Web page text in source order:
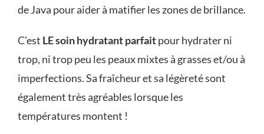
de Java pour aider à matifier les zones de brillance.
C’est LE soin hydratant parfaitpour hydrater ni
trop, ni trop peu les peaux mixtes à grasses et/ou à
imperfections. Sa fraîcheur et sa légèreté sont
également très agréables lorsque les
températures montent !